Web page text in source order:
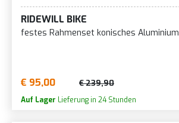
RIDEWILL BIKE
festes Rahmenset konisches Aluminium
€ 95,00 € 239,90
Auf Lager Lieferung in 24 Stunden